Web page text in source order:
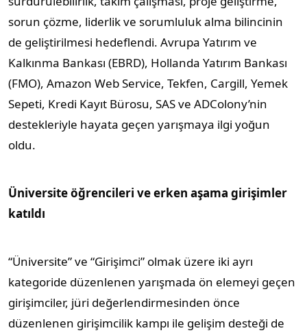
sorun çözme, liderlik ve sorumluluk alma bilincinin
de geliştirilmesi hedeflendi. Avrupa Yatırım ve
Kalkınma Bankası (EBRD), Hollanda Yatırım Bankası
(FMO), Amazon Web Service, Tekfen, Cargill, Yemek
Sepeti, Kredi Kayıt Bürosu, SAS ve ADColony’nin
destekleriyle hayata geçen yarışmaya ilgi yoğun
oldu.
Üniversite öğrencileri ve erken aşama girişimler
katıldı
“Üniversite” ve “Girişimci” olmak üzere iki ayrı
kategoride düzenlenen yarışmada ön elemeyi geçen
girişimciler, jüri değerlendirmesinden önce
düzenlenen girişimcilik kampı ile gelişim desteği de